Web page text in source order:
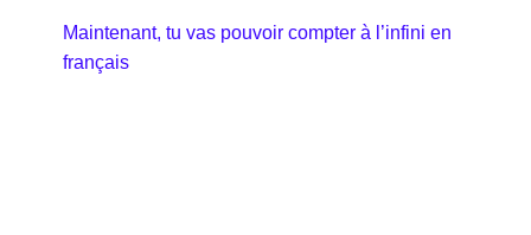
Maintenant, tu vas pouvoir compter à l’infini en
français